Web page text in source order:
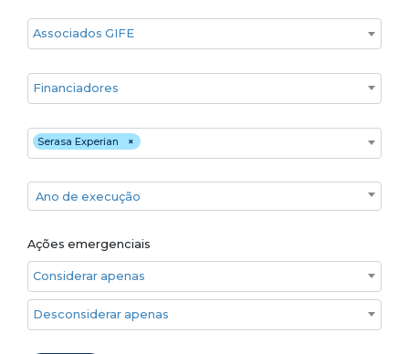
Associados GIFE
Financiadores
Executores ×
Serasa Experian
Ano de execução
Ano de execução
Ações emergenciais
Considerar apenas ações emergenciais
Desconsiderar apenas ações emergenciais